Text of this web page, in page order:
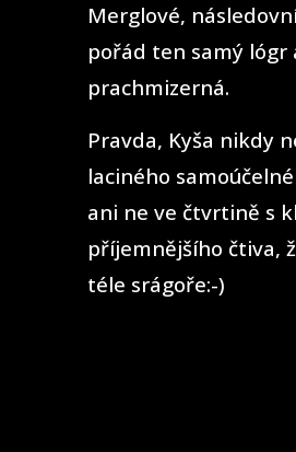
Merglové,
pořád ten samý
prachmizerná.
Pravda, Kyša nikdy
laciného
ani ne ve čtvrtině s
příjemnějšího čtiva,
téle srágoře:-)